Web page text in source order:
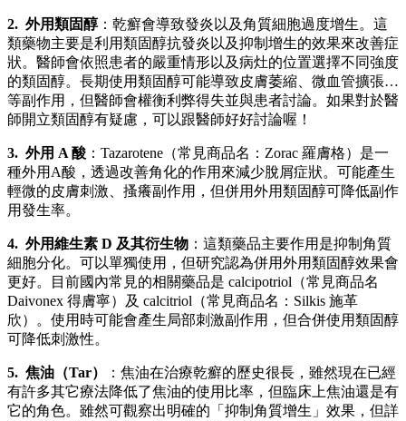
2. 外用類固醇：乾癬會導致發炎以及角質細胞過度增生。這
類藥物主要是利用類固醇抗發炎以及抑制增生的效果來改善症
狀。醫師會依照患者的嚴重情形以及病灶的位置選擇不同強度
的類固醇。長期使用類固醇可能導致皮膚萎縮、微血管擴張…
等副作用，但醫師會權衡利弊得失並與患者討論。如果對於醫
師開立類固醇有疑慮，可以跟醫師好好討論喔！
3. 外用 A 酸 ：Tazarotene（常見商品名：Zorac 羅膚格）是一
種外用A酸，透過改善角化的作用來減少脫屑症狀。可能產生
輕微的皮膚刺激、搔癢副作用，但併用外用類固醇可降低副作
用發生率。
4. 外用維生素 D 及其衍生物 ：這類藥品主要作用是抑制角質
細胞分化。可以單獨使用，但研究認為併用外用類固醇效果會
更好。目前國內常見的相關藥品是 calcipotriol（常見商品名
Daivonex 得膚寧）及 calcitriol（常見商品名：Silkis 施革
欣）。使用時可能會產生局部刺激副作用，但合併使用類固醇
可降低刺激性。
5. 焦油（Tar）
：焦油在治療乾癬的歷史很長，雖然現在已經
有許多其它療法降低了焦油的使用比率，但臨床上焦油還是有
它的角色。雖然可觀察出明確的「抑制角質增生」效果，但詳